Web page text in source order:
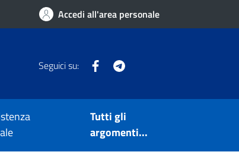
Accedi all'area personale
Seguici su: Facebook
Tutti gli
argomenti...